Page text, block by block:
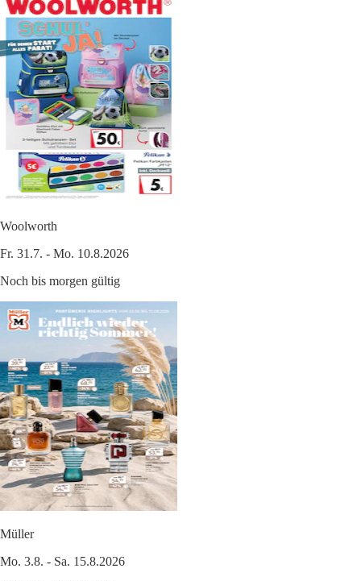
Woolworth
Fr. 31.7. - Mo. 10.8.2026
Noch bis morgen gültig
Müller
Mo. 3.8. - Sa. 15.8.2026